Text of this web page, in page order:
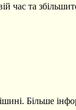
час та
Більше